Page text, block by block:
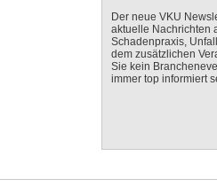
Der neue VKU
aktuelle Nachrichten
Schadenpraxis,
dem zusätzlichen
Sie kein
immer top informiert